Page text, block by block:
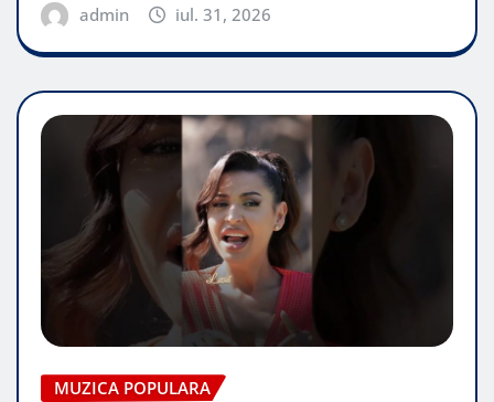
admin iul. 31, 2026
MUZICA POPULARA